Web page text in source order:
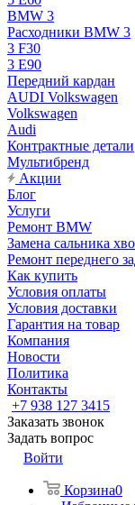
BMW 3
Расходники BMW 3
3 F30
3 E90
Передний кардан
AUDI Volkswagen
Volkswagen
Audi
Контрактные детали
Мультибренд
Акции
Блог
Услуги
Ремонт BMW
Замена сальника
Ремонт переднего
Как купить
Условия оплаты
Условия доставки
Гарантия на товар
Компания
Новости
Политика
Контакты
+7 938 127 3415
Заказать звонок
Задать вопрос
Войти
Корзина0